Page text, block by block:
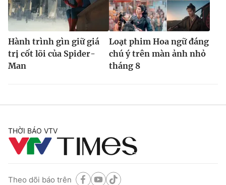
Hành trình gìn giữ giá
trị cốt lõi của Spider-
Man
Loạt phim Hoa ngữ đáng
chú ý trên màn ảnh nhỏ
tháng 8
THỜI BÁO VTV
Theo dõi báo trên